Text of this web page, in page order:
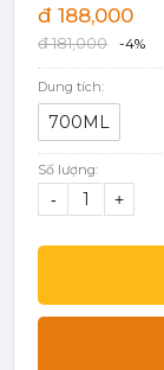
đ 188,000
đ 181,000 -4%
Dung tích:
700ML
Số lượng:
- +